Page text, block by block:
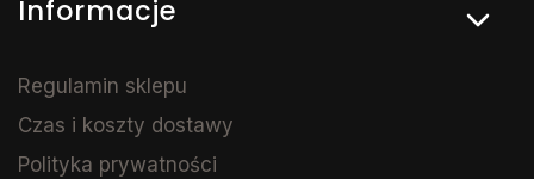
Informacje
Regulamin sklepu
Czas i koszty dostawy
Polityka prywatności